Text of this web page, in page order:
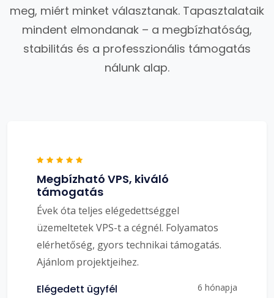
meg, miért minket választanak. Tapasztalataik
mindent elmondanak – a megbízhatóság,
stabilitás és a professzionális támogatás
nálunk alap.
Megbízható VPS, kiváló
támogatás
Évek óta teljes elégedettséggel
üzemeltetek VPS-t a cégnél. Folyamatos
elérhetőség, gyors technikai támogatás.
Ajánlom projektjeihez.
Elégedett ügyfél 6 hónapja